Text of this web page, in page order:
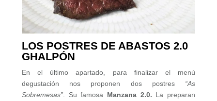
LOS POSTRES DE ABASTOS 2.0
GHALPÓN
En el último apartado, para finalizar el menú
degustación nos proponen dos postres “As
Sobremesas”. Su famosa Manzana 2.0. La preparan